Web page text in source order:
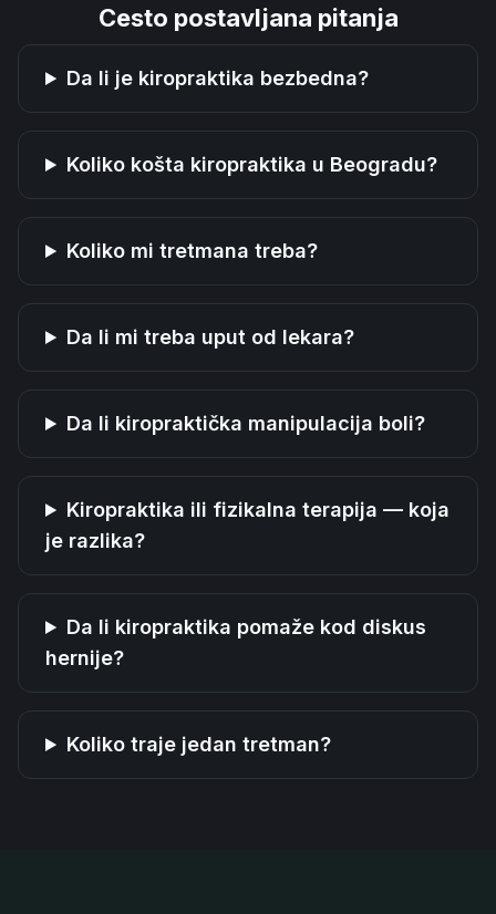
Cesto postavljana pitanja
Da li je kiropraktika bezbedna?
Koliko košta kiropraktika u Beogradu?
Koliko mi tretmana treba?
Da li mi treba uput od lekara?
Da li kiropraktička manipulacija boli?
Kiropraktika ili fizikalna terapija — koja
je razlika?
Da li kiropraktika pomaže kod diskus
hernije?
Koliko traje jedan tretman?